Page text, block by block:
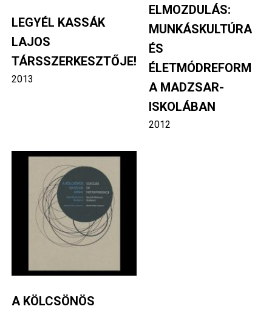
LEGYÉL KASSÁK
LAJOS
TÁRSSZERKESZTŐJE!
2013
ELMOZDULÁS:
MUNKÁSKULTÚRA
ÉS
ÉLETMÓDREFORM
A MADZSAR-
ISKOLÁBAN
2012
Image
A KÖLCSÖNÖS